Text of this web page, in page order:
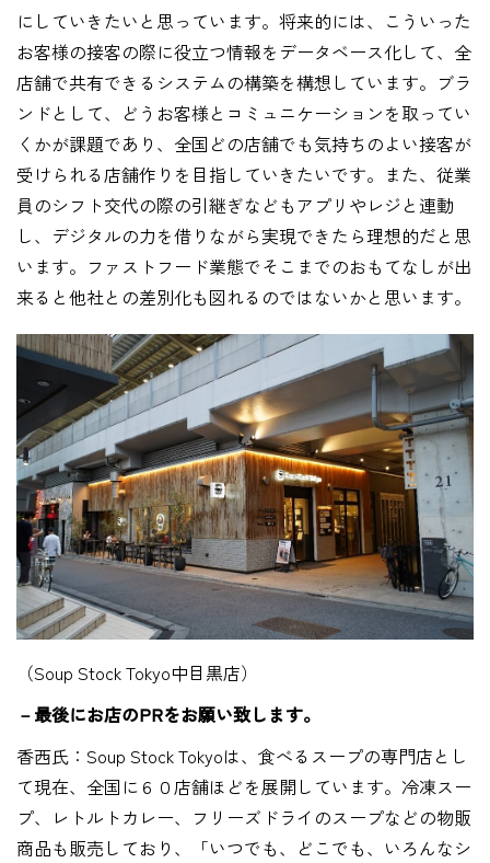
にしていきたいと思っています。将来的には、こういった
お客様の接客の際に役立つ情報をデータベース化して、全
店舗で共有できるシステムの構築を構想しています。ブラ
ンドとして、どうお客様とコミュニケーションを取ってい
くかが課題であり、全国どの店舗でも気持ちのよい接客が
受けられる店舗作りを目指していきたいです。また、従業
員のシフト交代の際の引継ぎなどもアプリやレジと連動
し、デジタルの力を借りながら実現できたら理想的だと思
います。ファストフード業態でそこまでのおもてなしが出
来ると他社との差別化も図れるのではないかと思います。
（Soup Stock Tokyo中目黒店）
－最後にお店のPRをお願い致します。
香西氏：Soup Stock Tokyoは、食べるスープの専門店とし
て現在、全国に６０店舗ほどを展開しています。冷凍スー
プ、レトルトカレー、フリーズドライのスープなどの物販
商品も販売しており、「いつでも、どこでも、いろんなシ